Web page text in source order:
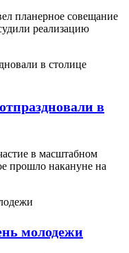
планерное совещание
реализацию
в
в масштабном
прошло накануне на
молодежи